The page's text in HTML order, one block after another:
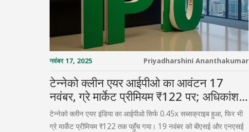
नवंबर 17, 2025 Priyadharshini Ananthakumar
टेन्नेको क्लीन एयर आईपीओ का आवंटन 17
नवंबर, ग्रे मार्केट प्रीमियम ₹122 पर; अधिकांश
निवेशकों को नहीं मिला शेयर
टेन्नेको क्लीन एयर इंडिया का आईपीओ सिर्फ 0.45x सब्सक्राइब हुआ, फिर भी
ग्रे मार्केट प्रीमियम ₹122 तक पहुँच गया। 19 नवंबर को बीएसई और एनएसई